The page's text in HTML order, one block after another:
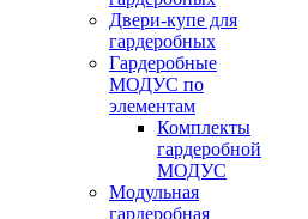
Двери-купе для
гардеробных
Гардеробные
МОДУС по
элементам
Комплекты
гардеробной
МОДУС
Модульная
гардеробная